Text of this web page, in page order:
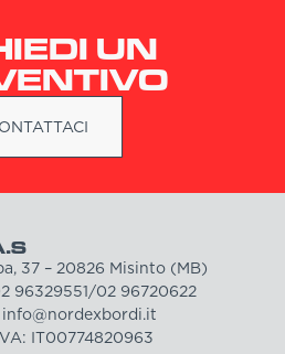
UN
37 – 20826 Misinto (MB)
96329551/02 96720622
info@nordexbordi.it
IT00774820963